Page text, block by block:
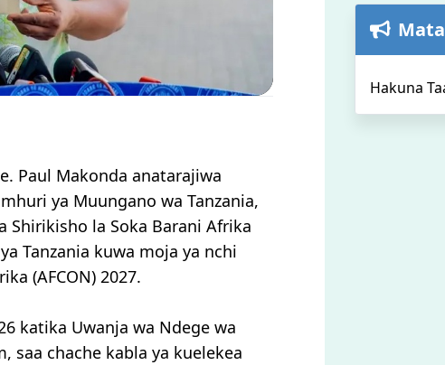
Paul Makonda anatarajiwa
ya Muungano wa Tanzania,
Shirikisho la Soka Barani Afrika
Tanzania kuwa moja ya nchi
(AFCON) 2027.
katika Uwanja wa Ndege wa
saa chache kabla ya kuelekea
Hakuna